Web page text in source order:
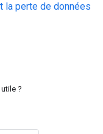
la perte de données
?